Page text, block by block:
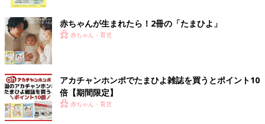
出典：Instagramアカウント「ha_aaa07」
ha_aaa07さんはダイソーで「木のパズルシリーズ」のバスを
GET！価格は330円だそうで、100均で木製おもちゃが買えるの
赤ちゃんが生まれたら！2冊の「たまひよ」
赤ちゃん・育児
アカチャンホンポでたまひよ雑誌を買うとポイント10
倍【期間限定】
赤ちゃん・育児